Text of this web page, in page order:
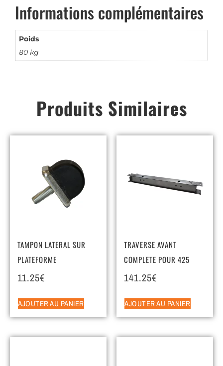
Informations complémentaires
Poids
80 kg
Produits Similaires
TAMPON LATERAL SUR
PLATEFORME
11.25€
AJOUTER AU PANIER
TRAVERSE AVANT
COMPLETE POUR 425
141.25€
AJOUTER AU PANIER